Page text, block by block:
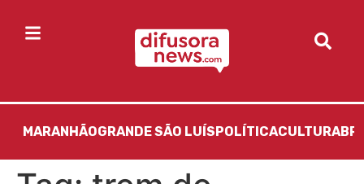
MARANHÃOGRANDE SÃO LUÍS POLÍTICACULTURA